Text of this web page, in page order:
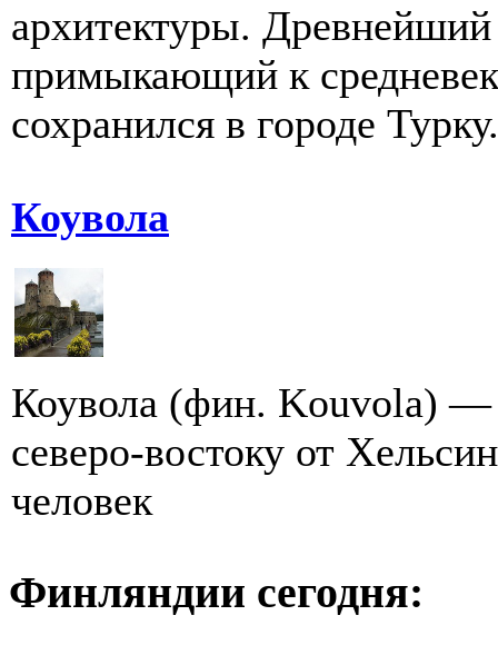
архитектуры.
примыкающий к
сохранился в городе
Коувола
Коувола (фин. Kouvola) —
северо-востоку от
человек
Финляндии сегодня: